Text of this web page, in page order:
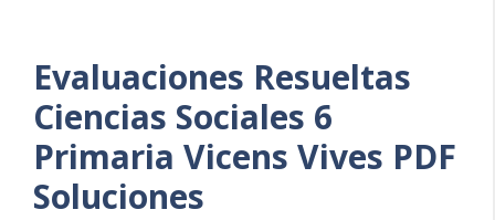
Evaluaciones Resueltas
Ciencias Sociales 6
Primaria Vicens Vives PDF
Soluciones